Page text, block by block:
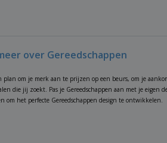
over Gereedschappen
plan om je merk aan te prijzen op een beurs, om je
die jij zoekt. Pas je Gereedschappen aan met je
om het perfecte Gereedschappen design te ontwikkelen.